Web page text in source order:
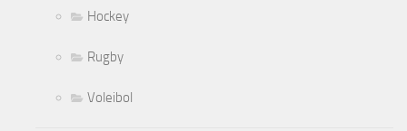
Hockey
Rugby
Voleibol